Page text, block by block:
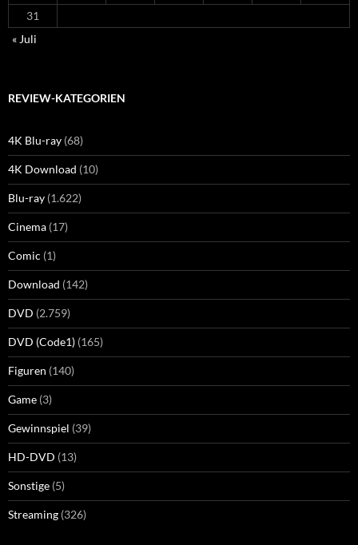
31
« Juli
REVIEW-KATEGORIEN
4K Blu-ray (68)
4K Download (10)
Blu-ray (1.622)
Cinema (17)
Comic (1)
Download (142)
DVD (2.759)
DVD (Code1) (165)
Figuren (140)
Game (3)
Gewinnspiel (39)
HD-DVD (13)
Sonstige (5)
Streaming (326)